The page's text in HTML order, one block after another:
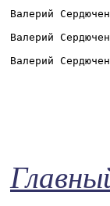
Валерий
Валерий
Валерий